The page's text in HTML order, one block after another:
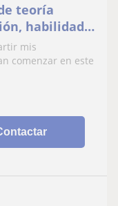
teoría
habilidad e
mis
comenzar en este